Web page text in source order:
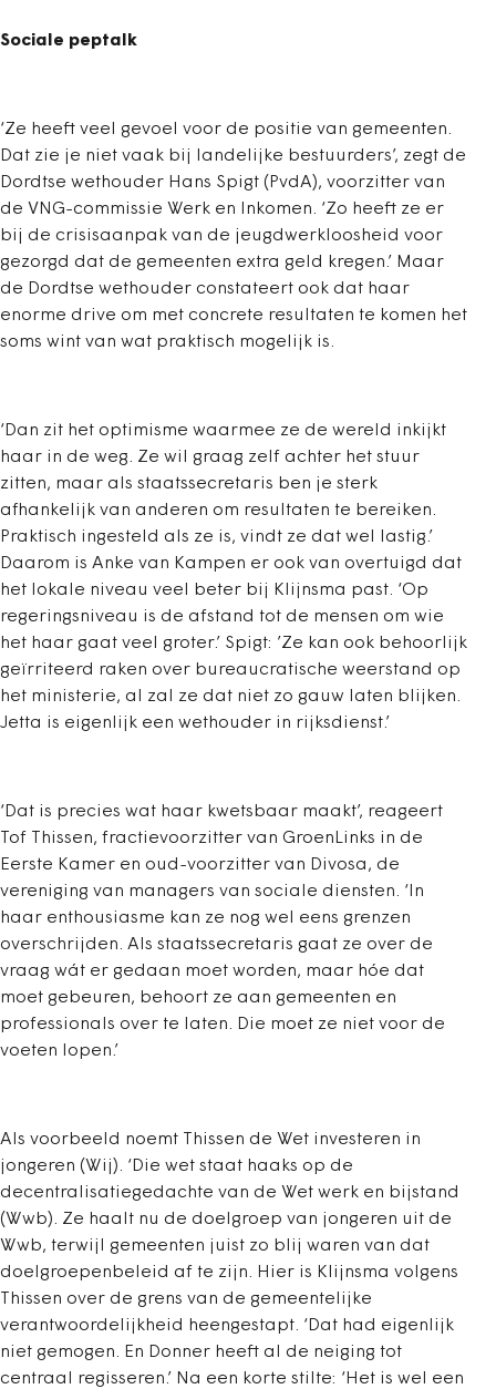
Sociale peptalk
‘Ze heeft veel gevoel voor de positie van gemeenten.
Dat zie je niet vaak bij landelijke bestuurders’, zegt de
Dordtse wethouder Hans Spigt (PvdA), voorzitter van
de VNG-commissie Werk en Inkomen. ‘Zo heeft ze er
bij de crisisaanpak van de jeugdwerkloosheid voor
gezorgd dat de gemeenten extra geld kregen.’ Maar
de Dordtse wethouder constateert ook dat haar
enorme drive om met concrete resultaten te komen het
soms wint van wat praktisch mogelijk is.
‘Dan zit het optimisme waarmee ze de wereld inkijkt
haar in de weg. Ze wil graag zelf achter het stuur
zitten, maar als staatssecretaris ben je sterk
afhankelijk van anderen om resultaten te bereiken.
Praktisch ingesteld als ze is, vindt ze dat wel lastig.’
Daarom is Anke van Kampen er ook van overtuigd dat
het lokale niveau veel beter bij Klijnsma past. ‘Op
regeringsniveau is de afstand tot de mensen om wie
het haar gaat veel groter.’ Spigt: ’Ze kan ook behoorlijk
geïrriteerd raken over bureaucratische weerstand op
het ministerie, al zal ze dat niet zo gauw laten blijken.
Jetta is eigenlijk een wethouder in rijksdienst.’
‘Dat is precies wat haar kwetsbaar maakt’, reageert
Tof Thissen, fractievoorzitter van GroenLinks in de
Eerste Kamer en oud-voorzitter van Divosa, de
vereniging van managers van sociale diensten. ‘In
haar enthousiasme kan ze nog wel eens grenzen
overschrijden. Als staatssecretaris gaat ze over de
vraag wát er gedaan moet worden, maar hóe dat
moet gebeuren, behoort ze aan gemeenten en
professionals over te laten. Die moet ze niet voor de
voeten lopen.’
Als voorbeeld noemt Thissen de Wet investeren in
jongeren (Wij). ‘Die wet staat haaks op de
decentralisatiegedachte van de Wet werk en bijstand
(Wwb). Ze haalt nu de doelgroep van jongeren uit de
Wwb, terwijl gemeenten juist zo blij waren van dat
doelgroepenbeleid af te zijn. Hier is Klijnsma volgens
Thissen over de grens van de gemeentelijke
verantwoordelijkheid heengestapt. ‘Dat had eigenlijk
niet gemogen. En Donner heeft al de neiging tot
centraal regisseren.’ Na een korte stilte: ‘Het is wel een